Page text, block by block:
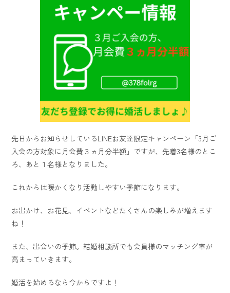
先日からお知らせしているLINEお友達限定キャンペーン「3月ご
入会の方対象に月会費３ヵ月分半額」ですが、先着3名様のとこ
ろ、あと１名様となりました。
これからは暖かくなり活動しやすい季節になります。
お出かけ、お花見、イベントなどたくさんの楽しみが増えます
ね！
また、出会いの季節。結婚相談所でも会員様のマッチング率が
高まっていきます。
婚活を始めるなら今からですよ！